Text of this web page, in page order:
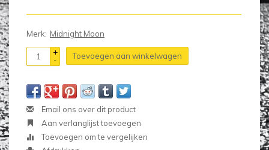
Merk: Midnight Moon
+
-
Toevoegen aan winkelwagen
Email ons over dit product
Aan verlanglijst toevoegen
Toevoegen om te vergelijken